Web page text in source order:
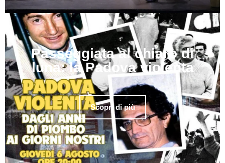
Passeggiata al chiaro di
luna: la Padova violenta
Scopri di più